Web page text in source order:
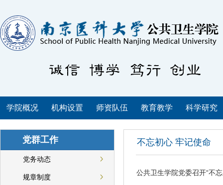
学院概况 机构设置 师资队伍 教育教学 科学研究
党群工作
党务动态
规章制度
不忘初心 牢记使命
公共卫生学院党委召开“不